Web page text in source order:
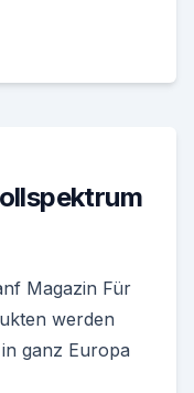
Magazin Für
werden
ganz Europa